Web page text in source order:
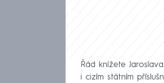
Řád knížete
i cizím státním